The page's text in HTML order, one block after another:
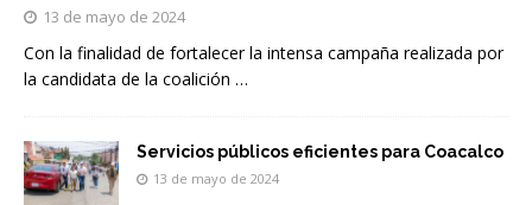
13 de mayo de 2024
Con la finalidad de fortalecer la intensa campaña realizada por
la candidata de la coalición …
Servicios públicos eficientes para Coacalco
13 de mayo de 2024